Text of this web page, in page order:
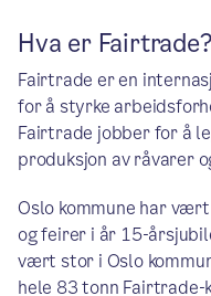
Hva er Fairtrade?
Fairtrade er en
for å styrke
Fairtrade jobber for å
produksjon av råvarer
Oslo kommune har
og feirer i år 15-
vært stor i Oslo
hele 83 tonn